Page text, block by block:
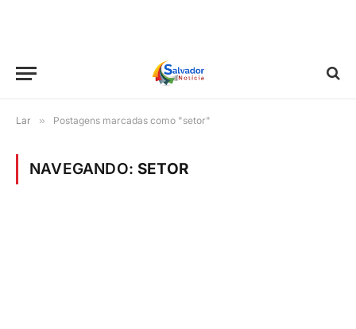
Lar » Postagens marcadas como "setor"
NAVEGANDO: SETOR